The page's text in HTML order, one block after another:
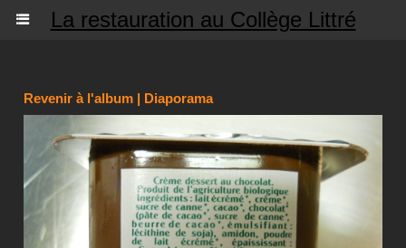
La restauration au Collège Littré
Revenir à l'album | Diaporama